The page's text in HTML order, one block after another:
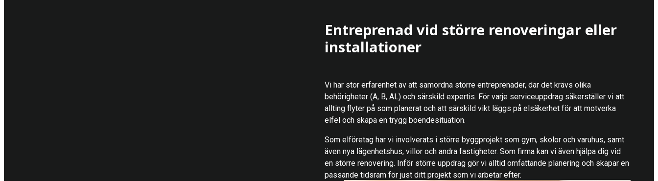
Entreprenad vid större renoveringar eller
installationer
Vi har stor erfarenhet av att samordna större entreprenader, där det krävs olika
behörigheter (A, B, AL) och särskild expertis. För varje serviceuppdrag säkerställer vi att
allting flyter på som planerat och att särskild vikt läggs på elsäkerhet för att motverka
elfel och skapa en trygg boendesituation.
Som elföretag har vi involverats i större byggprojekt som gym, skolor och varuhus, samt
även nya lägenhetshus, villor och andra fastigheter. Som firma kan vi även hjälpa dig vid
en större renovering. Inför större uppdrag gör vi alltid omfattande planering och skapar en
passande tidsram för just ditt projekt som vi arbetar efter.